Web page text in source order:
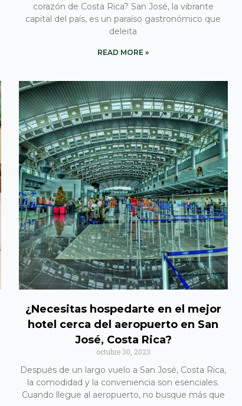
corazón de Costa Rica? San José, la vibrante
capital del país, es un paraíso gastronómico que
deleita
READ MORE »
¿Necesitas hospedarte en el mejor
hotel cerca del aeropuerto en San
José, Costa Rica?
octubre 30, 2023
Después de un largo vuelo a San José, Costa Rica,
la comodidad y la conveniencia son esenciales.
Cuando llegue al aeropuerto, no busque más que